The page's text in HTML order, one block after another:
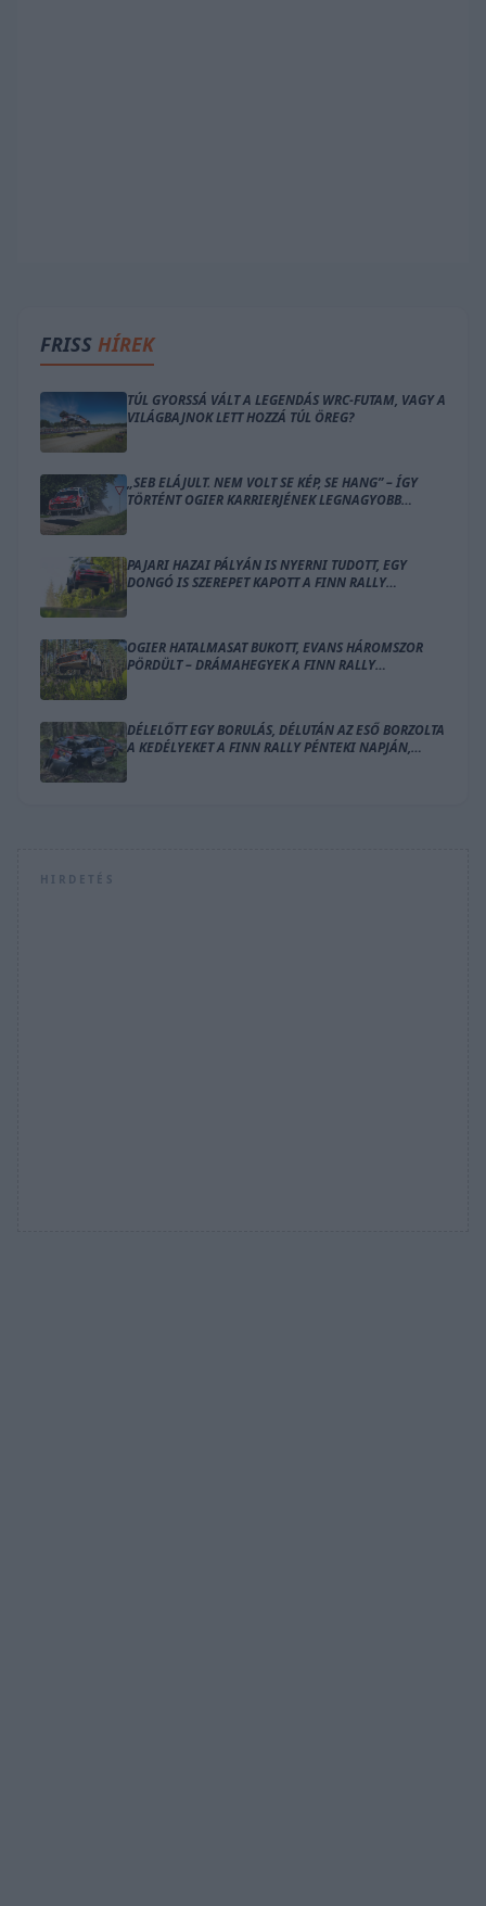
FRISS HÍREK
TÚL GYORSSÁ VÁLT A LEGENDÁS WRC-FUTAM, VAGY A
VILÁGBAJNOK LETT HOZZÁ TÚL ÖREG?
„SEB ELÁJULT. NEM VOLT SE KÉP, SE HANG” – ÍGY
TÖRTÉNT OGIER KARRIERJÉNEK LEGNAGYOBB
PAJARI HAZAI PÁLYÁN IS NYERNI TUDOTT, EGY
DONGÓ IS SZEREPET KAPOTT A FINN RALLY
OGIER HATALMASAT BUKOTT, EVANS HÁROMSZOR
PÖRDÜLT – DRÁMAHEGYEK A FINN RALLY
DÉLELŐTT EGY BORULÁS, DÉLUTÁN AZ ESŐ BORZOLTA
A KEDÉLYEKET A FINN RALLY PÉNTEKI NAPJÁN,
HIRDETÉS